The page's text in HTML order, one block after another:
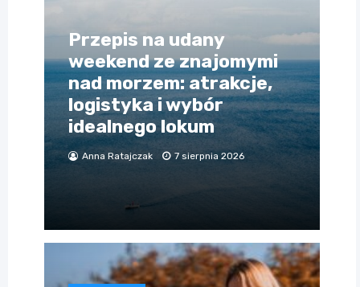
Przepis na udany
weekend ze znajomymi
nad morzem: atrakcje,
logistyka i wybór
idealnego lokum
Anna Ratajczak 7 sierpnia 2026